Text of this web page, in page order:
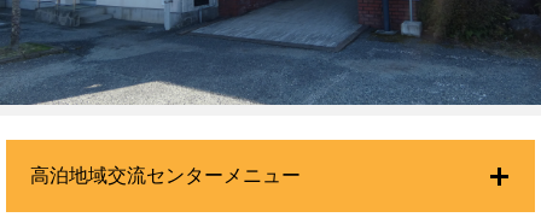
高泊地域交流センターメニュー